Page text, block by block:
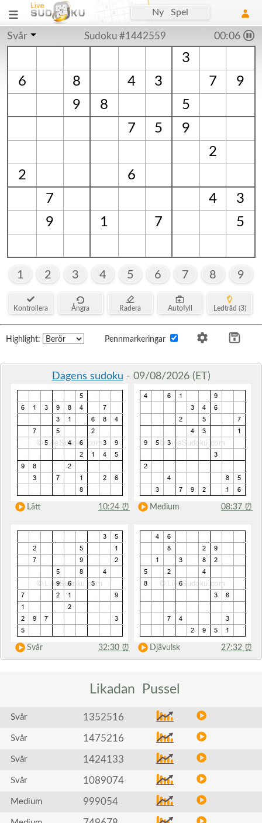
Ny Spel
Svår Sudoku #1442559 00:07
3
6
8 4 3 7
9
9
8
5
7
5
9
2
2
6
7
4
3
9
1 7 5
1 2 3 4 5 6 7 8 9
Kontrollera Ångra Radera Autofyll Ledtråd (3)
Highlight: Pennmarkeringar
Dagens sudoku - 09/08/2026 (ET)
Lätt 10:24 ⏰ Medium 08:37 ⏰
Svår 32:30 ⏰ Djävulsk 27:32 ⏰
Likadan Pussel
Svår 1352516
Svår 1475216
Svår 1424133
Svår 1089074
Medium 999054